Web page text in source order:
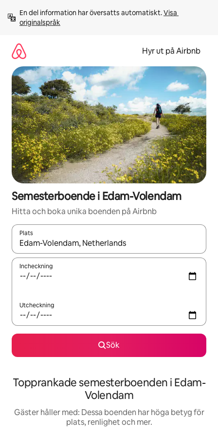
innehåll
En del information har översatts automatiskt. Visa
originalspråk
Hyr ut på Airbnb
Semesterboende i Edam-Volendam
Hitta och boka unika boenden på Airbnb
Plats
När resultaten är tillgängliga kan du navigera med upp- och
Incheckning
Utcheckning
Sök
Topprankade semesterboenden i Edam-
Volendam
Gäster håller med: Dessa boenden har höga betyg för
plats, renlighet och mer.